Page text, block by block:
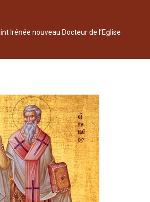
Irénée nouveau Docteur de l’Eglise